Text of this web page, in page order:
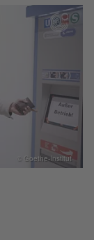
© Goethe-Institut